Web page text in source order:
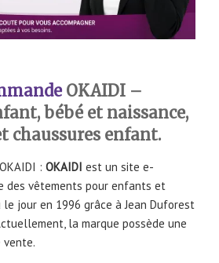
OKAIDI –
bébé et naissance,
chaussures enfant.
: OKAIDI est un site e-
des vêtements pour enfants et
le jour en 1996 grâce à Jean Duforest
la marque possède une
vente.